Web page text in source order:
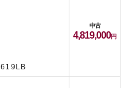
中古
4,819,000